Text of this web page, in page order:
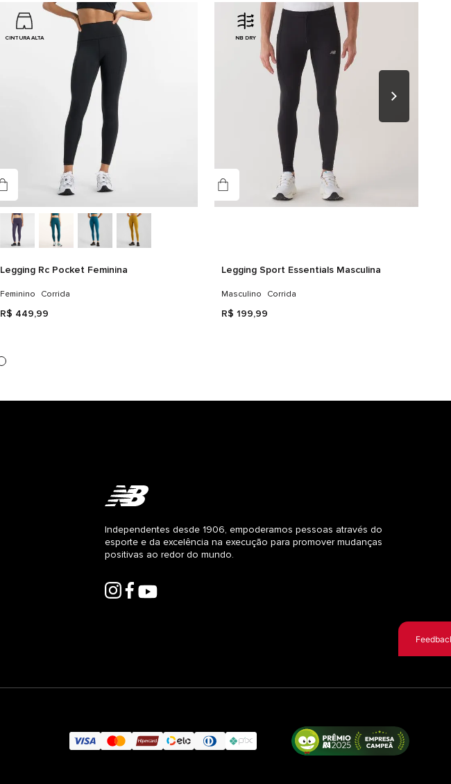
Puxador em silicone personalizado para
facilidade de uso.
Gênero
Unisex
Detalhes do produto
CORPO: 92% POLIESTER 8% ELASTANO
CINTURA ALTA
Legging Rc Pocket Feminina
Feminino Corrida
R$ 449,99
NB DRY
Legging Sport Essentials Masculina
Masculino Corrida
R$ 199,99
Independentes desde 1906, empoderamos pessoas através do
esporte e da excelência na execução para promover mudanças
positivas ao redor do mundo.